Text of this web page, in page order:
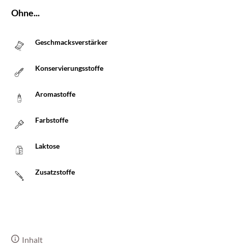
Ohne...
Geschmacksverstärker
Konservierungsstoffe
Aromastoffe
Farbstoffe
Laktose
Zusatzstoffe
Inhalt